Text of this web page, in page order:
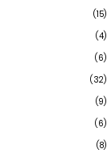
(15)
(4)
(6)
(32)
(9)
(6)
(8)